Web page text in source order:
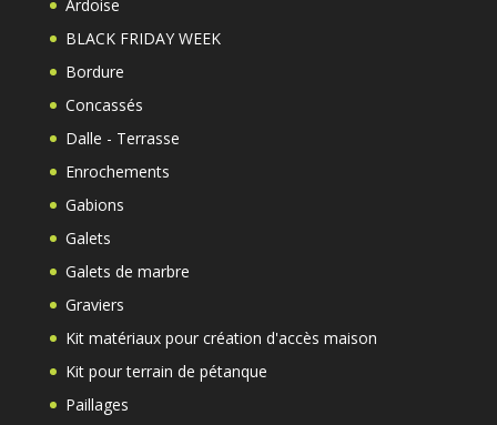
Ardoise
BLACK FRIDAY WEEK
Bordure
Concassés
Dalle - Terrasse
Enrochements
Gabions
Galets
Galets de marbre
Graviers
Kit matériaux pour création d'accès maison
Kit pour terrain de pétanque
Paillages